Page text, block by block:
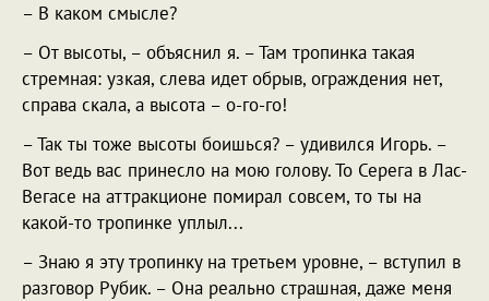
– В каком смысле?
– От высоты, – объяснил я. – Там тропинка такая
стремная: узкая, слева идет обрыв, ограждения нет,
справа скала, а высота – о-го-го!
– Так ты тоже высоты боишься? – удивился Игорь. –
Вот ведь вас принесло на мою голову. То Серега в Лас-
Вегасе на аттракционе помирал совсем, то ты на
какой-то тропинке уплыл...
– Знаю я эту тропинку на третьем уровне, – вступил в
разговор Рубик. – Она реально страшная, даже меня